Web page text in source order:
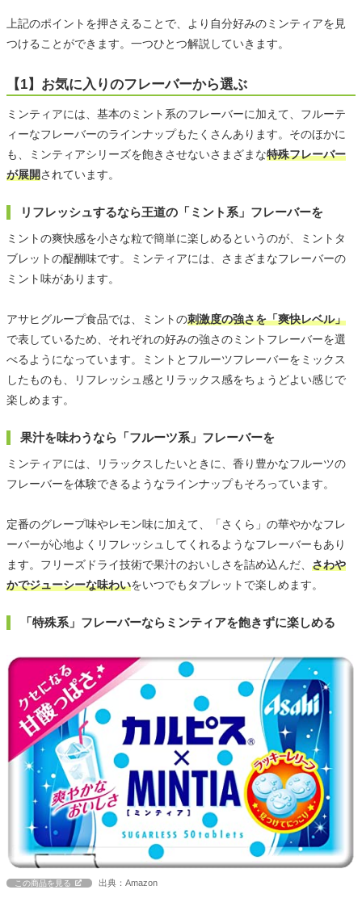
上記のポイントを押さえることで、より自分好みのミンティアを見
つけることができます。一つひとつ解説していきます。
【1】お気に入りのフレーバーから選ぶ
ミンティアには、基本のミント系のフレーバーに加えて、フルーテ
ィーなフレーバーのラインナップもたくさんあります。そのほかに
も、ミンティアシリーズを飽きさせないさまざまな特殊フレーバー
が展開されています。
リフレッシュするなら王道の「ミント系」フレーバーを
ミントの爽快感を小さな粒で簡単に楽しめるというのが、ミントタ
ブレットの醍醐味です。ミンティアには、さまざまなフレーバーの
ミント味があります。
アサヒグループ食品では、ミントの刺激度の強さを「爽快レベル」
で表しているため、それぞれの好みの強さのミントフレーバーを選
べるようになっています。ミントとフルーツフレーバーをミックス
したものも、リフレッシュ感とリラックス感をちょうどよい感じで
楽しめます。
果汁を味わうなら「フルーツ系」フレーバーを
ミンティアには、リラックスしたいときに、香り豊かなフルーツの
フレーバーを体験できるようなラインナップもそろっています。
定番のグレープ味やレモン味に加えて、「さくら」の華やかなフレ
ーバーが心地よくリフレッシュしてくれるようなフレーバーもあり
ます。フリーズドライ技術で果汁のおいしさを詰め込んだ、 さわや
かでジューシーな味わいをいつでもタブレットで楽しめます。
「特殊系」フレーバーならミンティアを飽きずに楽しめる
この商品を見る 出典：Amazon